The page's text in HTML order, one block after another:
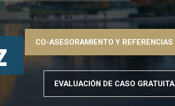
–>
CO-ASESORAMIENTO Y REFERENCIAS
EVALUACIÓN DE CASO GRATUITA